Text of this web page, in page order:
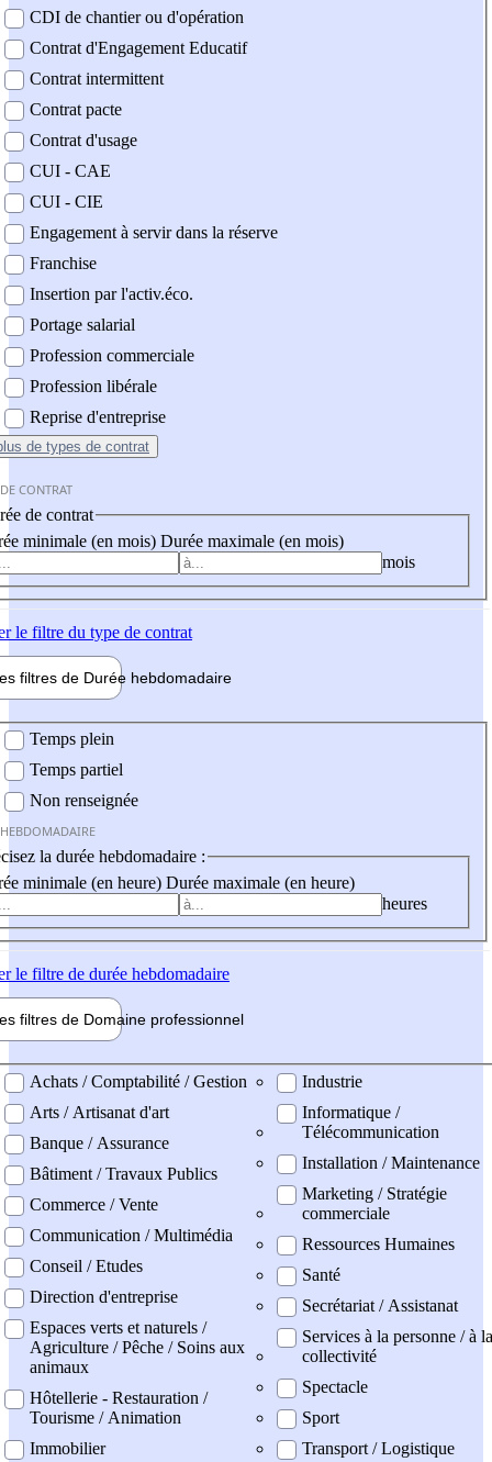
CDI de chantier ou d'opération
Contrat d'Engagement Educatif
Contrat intermittent
Contrat pacte
Contrat d'usage
CUI - CAE
CUI - CIE
Engagement à servir dans la réserve
Franchise
Insertion par l'activ.éco.
Portage salarial
Profession commerciale
Profession libérale
Reprise d'entreprise
de types de contrat
CONTRAT
de contrat
minimale (en mois) Durée maximale (en mois)
mois
le filtre du type de contrat
filtres de Durée hebdomadaire
Temps plein
Temps partiel
Non renseignée
la durée hebdomadaire :
minimale (en heure) Durée maximale (en heure)
heures
le filtre de durée hebdomadaire
filtres de Domaine professionnel
professionel
Achats / Comptabilité / Gestion
Arts / Artisanat d'art
Banque / Assurance
Bâtiment / Travaux Publics
Commerce / Vente
Communication / Multimédia
Conseil / Etudes
Direction d'entreprise
Espaces verts et naturels /
Agriculture / Pêche / Soins aux
animaux
Hôtellerie - Restauration /
Tourisme / Animation
Immobilier
Industrie
Informatique /
Télécommunication
Installation / Maintenance
Marketing / Stratégie
commerciale
Ressources Humaines
Santé
Secrétariat / Assistanat
Services à la personne / à la
collectivité
Spectacle
Sport
Transport / Logistique